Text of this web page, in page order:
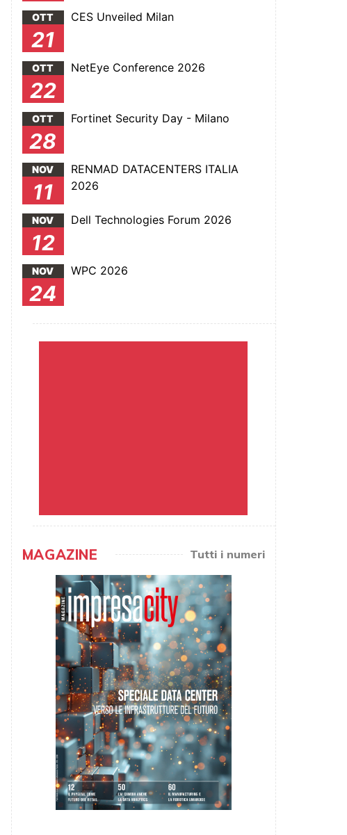
OTT
21
CES Unveiled Milan
OTT
22
NetEye Conference 2026
OTT
28
Fortinet Security Day - Milano
NOV
11
RENMAD DATACENTERS ITALIA
2026
NOV
12
Dell Technologies Forum 2026
NOV
24
WPC 2026
MAGAZINE Tutti i numeri